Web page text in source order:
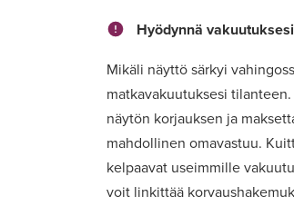
Hyödynnä vakuutuksesi
Mikäli näyttö särkyi
matkavakuutuksesi
näytön korjauksen ja
mahdollinen omavastuu.
kelpaavat useimmille
voit linkittää